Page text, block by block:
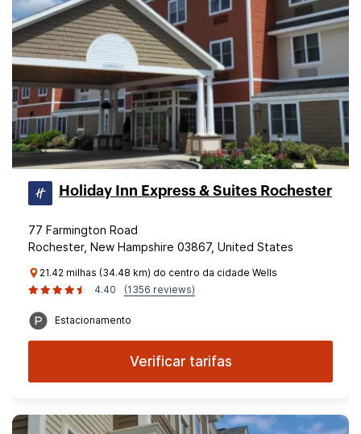
Holiday Inn Express & Suites Rochester
77 Farmington Road
Rochester, New Hampshire 03867, United States
21.42 milhas (34.48 km) do centro da cidade Wells
4.40
(1356 reviews)
Estacionamento
Verificar tarifas